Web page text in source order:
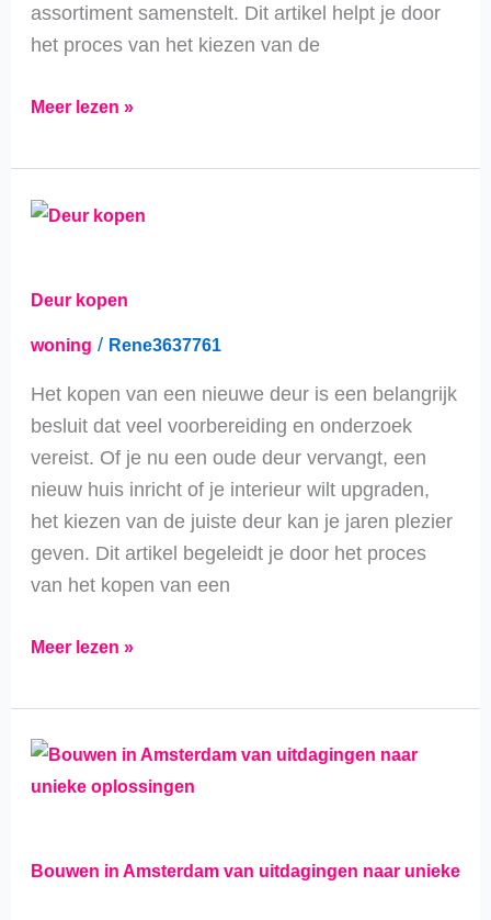
assortiment samenstelt. Dit artikel helpt je door
het proces van het kiezen van de
Meer lezen »
Deur kopen
woning / Rene3637761
Het kopen van een nieuwe deur is een belangrijk
besluit dat veel voorbereiding en onderzoek
vereist. Of je nu een oude deur vervangt, een
nieuw huis inricht of je interieur wilt upgraden,
het kiezen van de juiste deur kan je jaren plezier
geven. Dit artikel begeleidt je door het proces
van het kopen van een
Deur
Meer lezen »
Bouwen in Amsterdam van uitdagingen naar unieke
Bouwen
in
uitdagingen